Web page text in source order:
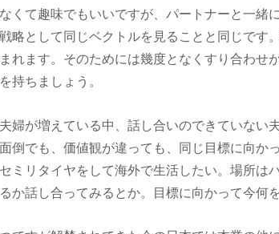
くて趣味でもいいですが、パートナーと一緒
略として同じベクトルを見ることと同じです
れます。そのためには幾度となくすり合わせ
持ちましょう。
婦が増えている中、話し合いのできていない
倒でも、価値観が違っても、同じ目標に向か
ミリタイヤをして海外で生活したい。場所は
か話し合ってみるとか。目標に向かって今何